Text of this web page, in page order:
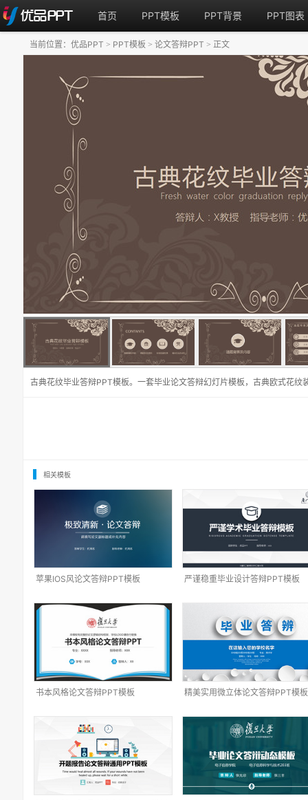
首页 PPT模板 PPT背景 PPT图表
古典花纹毕业答辩PPT模板。一套毕业论文答辩幻灯片模板，古典欧式花纹
当前位置： 优品PPT > PPT模板 > 论文答辩PPT > 正文
相关模板
苹果IOS风论文答辩PPT模板 严谨稳重毕业设计答辩PPT模板
书本风格论文答辩PPT模板 精美实用微立体论文答辩PPT模板